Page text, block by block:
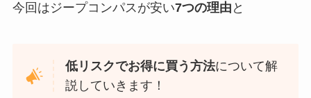
今回はジープコンパスが安い7つの理由 と
低リスクでお得に買う方法について解
説していきます！